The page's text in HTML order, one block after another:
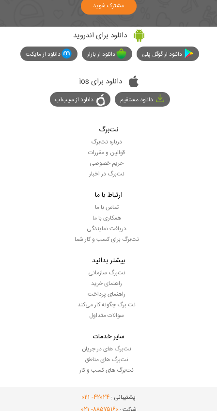
مشترک شوید
دانلود برای اندروید
دانلود از گوگل پلی دانلود از بازار دانلود از مایکت
دانلود برای ios
دانلود مستقیم دانلود از سیپ‌اپ
نت‌برگ
درباره نت‌برگ
قوانین و مقررات
حریم خصوصی
نت‌برگ در اخبار
ارتباط با ما
تماس با ما
همکاری با ما
دریافت نمایندگی
نت‌برگ برای کسب و کار شما
بیشتر بدانید
نت‌برگ سازمانی
راهنمای خرید
راهنمای پرداخت
نت برگ چگونه کار می‌کند
سوالات متداول
سایر خدمات
نت‌برگ های در جریان
نت‌برگ های مناطق
نت‌برگ های کسب و کار
پشتیبانی : ۴۲۰۲۴- ۰۲۱